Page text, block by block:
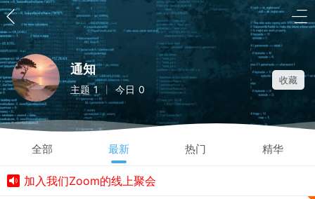
通知
主题 1 今日 0
收藏
全部 最新 热门 精华
加入我们Zoom的线上聚会